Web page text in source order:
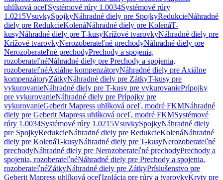
uhlíková oceľSystémové rúry 1.0034Systémové rúry
1.0215VsuvkySpojkyNáhradné diely pre SpojkyRedukcieNáhradné
diely pre RedukcieKolenáNáhradné diely pre KolenáT-
kusyNáhradné diely pre T-kusyKrížové tvarovkyNáhradné diely pre
Krížové tvarovkyNerozoberateľné prechodyNáhradné diely pre
Nerozoberateľné prechodyPrechody a spojenia,
rozoberateľnéNáhradné diely pre Prechody a spojenia,
rozoberateľnéAxiálne kompenzátoryNáhradné diely pre Axiálne
kompenzátoryZátkyNáhradné diely pre ZátkyT-kusy pre
vykurovanieNáhradné diely pre T-kusy pre vykurovaniePrípojky
pre vykurovanieNáhradné diely pre Prípojky pre
vykurovanieGeberit Mapress uhlíková oceľ, modré FKMNáhradné
diely pre Geberit Mapress uhlíková oceľ, modré FKMSystémové
rúry 1.0034Systémové rúry 1.0215VsuvkySpojkyNáhradné diely
pre SpojkyRedukcieNáhradné diely pre RedukcieKolenáNáhradné
diely pre KolenáT-kusyNáhradné diely pre T-kusyNerozoberateľné
prechodyNáhradné diely pre Nerozoberateľné prechodyPrechody a
spojenia, rozoberateľnéNáhradné diely pre Prechody a spojenia,
rozoberateľnéZátkyNáhradné diely pre ZátkyPríslušenstvo pre
Geberit Mapress uhlíková oceľIzolácia pre rúry a tvarovkyKryty pre